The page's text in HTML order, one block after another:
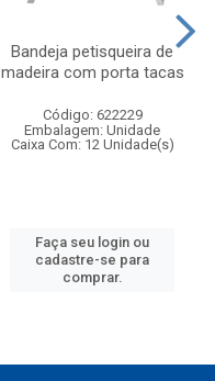
Bandeja petisqueira de
madeira com porta tacas
Código: 622229
Embalagem: Unidade
Caixa Com: 12 Unidade(s)
Faça seu login ou
cadastre-se para
comprar.